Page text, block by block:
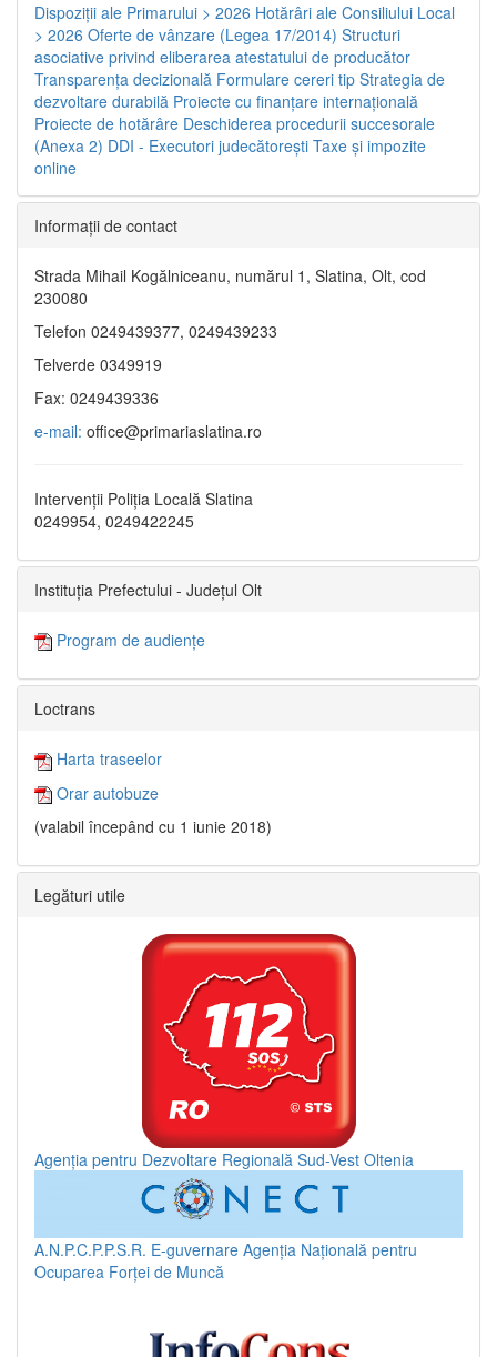
Dispoziţii ale Primarului > 2026 Hotărâri ale Consiliului Local
> 2026 Oferte de vânzare (Legea 17/2014) Structuri
asociative privind eliberarea atestatului de producător
Transparenţa decizională Formulare cereri tip Strategia de
dezvoltare durabilă Proiecte cu finanţare internaţională
Proiecte de hotărâre Deschiderea procedurii succesorale
(Anexa 2) DDI - Executori judecătorești Taxe şi impozite
online
Informaţii de contact
Strada Mihail Kogălniceanu, numărul 1, Slatina, Olt, cod
230080
Telefon 0249439377, 0249439233
Telverde 0349919
Fax: 0249439336
e-mail: office@primariaslatina.ro
Intervenții Poliția Locală Slatina
0249954, 0249422245
Instituția Prefectului - Județul Olt
Program de audiențe
Loctrans
Harta traseelor
Orar autobuze
(valabil începând cu 1 iunie 2018)
Legături utile
Agenția pentru Dezvoltare Regională Sud-Vest Oltenia
A.N.P.C.P.P.S.R. E-guvernare Agenția Națională pentru
Ocuparea Forței de Muncă